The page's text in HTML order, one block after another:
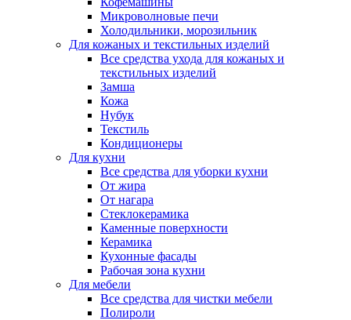
Микроволновые печи
Холодильники, морозильник
Для кожаных и текстильных изделий
Все средства ухода для кожаных и
текстильных изделий
Замша
Кожа
Нубук
Текстиль
Кондиционеры
Для кухни
Все средства для уборки кухни
От жира
От нагара
Стеклокерамика
Каменные поверхности
Керамика
Кухонные фасады
Рабочая зона кухни
Для мебели
Все средства для чистки мебели
Полироли